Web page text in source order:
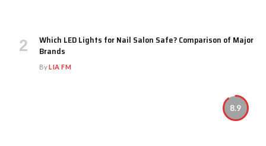
Which LED Lights for Nail Salon Safe? Comparison of Major
Brands
ByLIA FM
8.9